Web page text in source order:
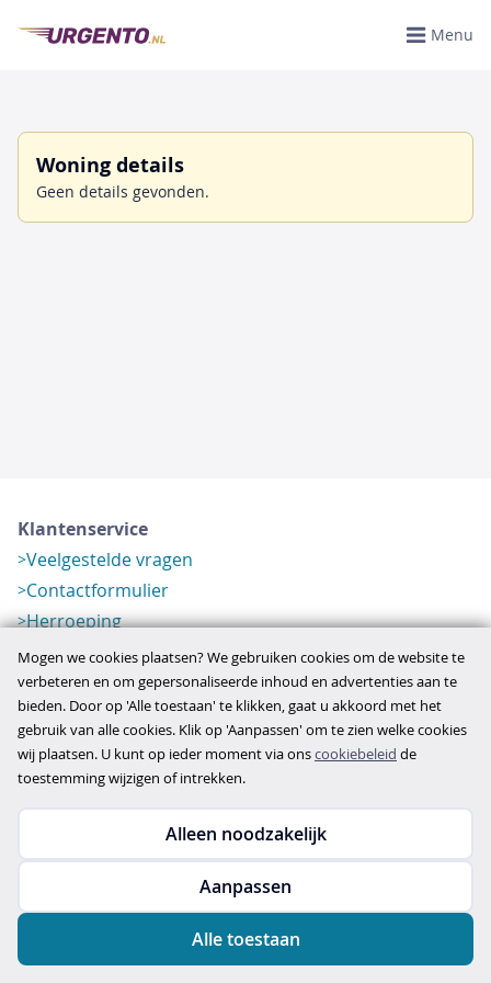
Menu
Woning details
Geen details gevonden.
Klantenservice
Veelgestelde vragen
Contactformulier
Herroeping
Over ons
Bedrijfsgegevens
Werkwijze
Overzichten
Verlopen aanbod
Copyright © 2026
privacy- en cookiebeleid
Mogen we cookies plaatsen? We gebruiken cookies om de website te
verbeteren en om gepersonaliseerde inhoud en advertenties aan te
bieden. Door op 'Alle toestaan' te klikken, gaat u akkoord met het
gebruik van alle cookies. Klik op 'Aanpassen' om te zien welke cookies
wij plaatsen. U kunt op ieder moment via onscookiebeleid de
toestemming wijzigen of intrekken.
Alleen noodzakelijk
Aanpassen
Alle toestaan